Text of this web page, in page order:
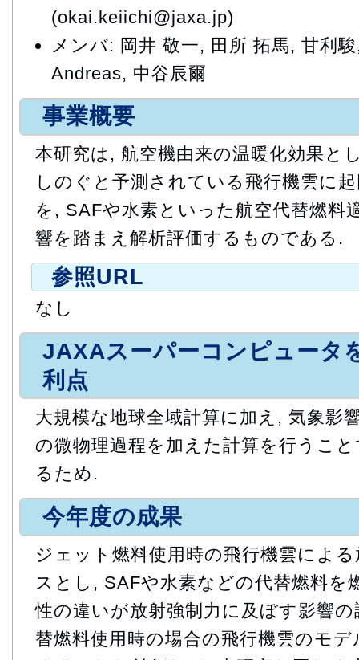
(okai.keiichi@jaxa.jp)
メンバ: 岡井 敬一, 田所 拓馬, 甘利
Andreas, 中谷辰爾
事業概要
本研究は, 航空機由来の温暖化効果と
しのぐと予測されている飛行機雲に
を, SAFや水素といった航空代替燃料
響を踏まえ解析評価するものである.
参照URL
なし
JAXAスーパーコンピュータ
利点
大規模な地球全域計算に加え, 気象影
の微物理過程を加えた計算を行うこ
るため.
今年度の成果
ジェット燃料使用時の飛行機雲によ
スとし, SAFや水素などの代替燃料を
性の違いが放射強制力に及ぼす影響
替燃料使用時の場合の飛行機雲のモ